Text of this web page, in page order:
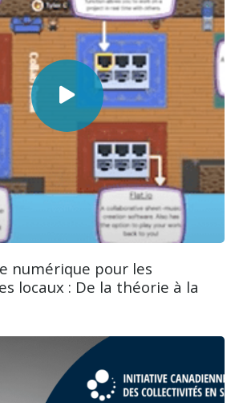
numérique pour les
locaux : De la théorie à la